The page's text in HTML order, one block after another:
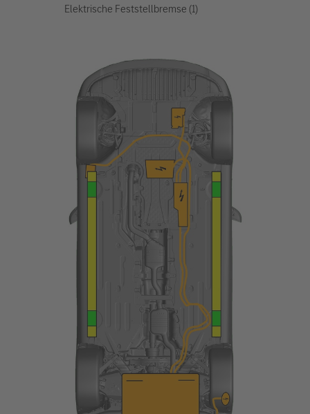
Elektrische Feststellbremse (1)